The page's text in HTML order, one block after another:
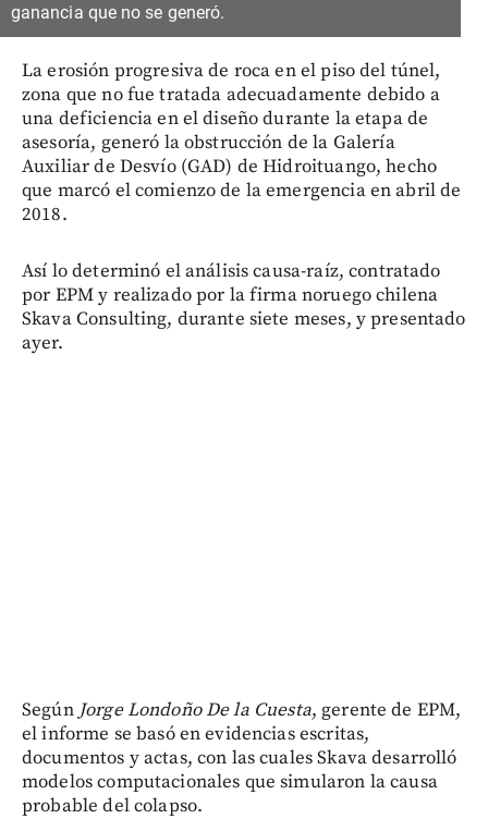
ganancia que no se generó.
La erosión progresiva de roca en el piso del túnel,
zona que no fue tratada adecuadamente debido a
una deficiencia en el diseño durante la etapa de
asesoría, generó la obstrucción de la Galería
Auxiliar de Desvío (GAD) de Hidroituango, hecho
que marcó el comienzo de la emergencia en abril de
2018.
Así lo determinó el análisis causa-raíz, contratado
por EPM y realizado por la firma noruego chilena
Skava Consulting, durante siete meses, y presentado
ayer.
Según Jorge Londoño De la Cuesta, gerente de EPM,
el informe se basó en evidencias escritas,
documentos y actas, con las cuales Skava desarrolló
modelos computacionales que simularon la causa
probable del colapso.